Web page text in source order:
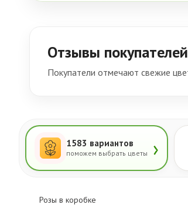
Отзывы
Покупатели отмечают свежие
1583 вариантов
поможем выбрать цветы ›
Розы в коробке